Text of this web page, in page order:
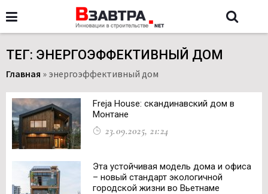
ТЕГ: ЭНЕРГОЭФФЕКТИВНЫЙ ДОМ
Главная » энергоэффективный дом
Freja House: скандинавский дом в
Монтане
23.09.2025, 21:24
Эта устойчивая модель дома и офиса
– новый стандарт экологичной
городской жизни во Вьетнаме